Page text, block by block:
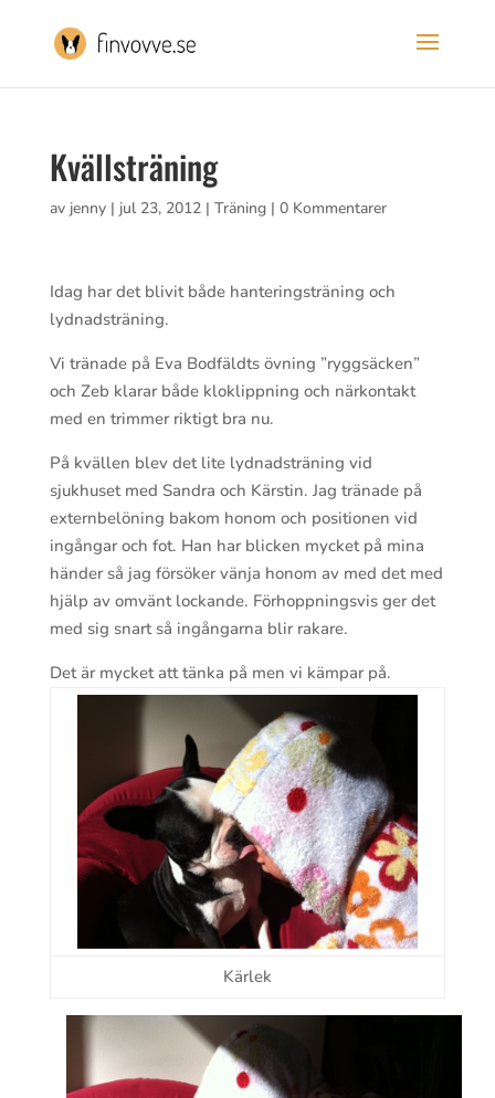
Kvällsträning
av jenny| jul 23, 2012| Träning| 0 Kommentarer
Idag har det blivit både hanteringsträning och
lydnadsträning.
Vi tränade på Eva Bodfäldts övning ”ryggsäcken”
och Zeb klarar både kloklippning och närkontakt
med en trimmer riktigt bra nu.
På kvällen blev det lite lydnadsträning vid
sjukhuset med Sandra och Kärstin. Jag tränade på
externbelöning bakom honom och positionen vid
ingångar och fot. Han har blicken mycket på mina
händer så jag försöker vänja honom av med det med
hjälp av omvänt lockande. Förhoppningsvis ger det
med sig snart så ingångarna blir rakare.
Det är mycket att tänka på men vi kämpar på.
Kärlek